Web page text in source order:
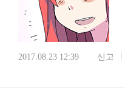
2017.08.23 12:39 신고